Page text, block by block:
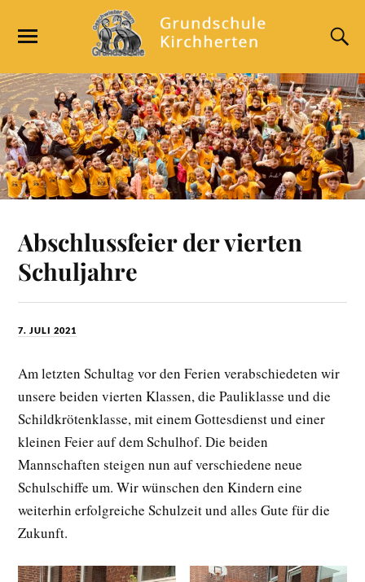
Abschlussfeier der vierten
Schuljahre
7. JULI 2021
Am letzten Schultag vor den Ferien verabschiedeten wir
unsere beiden vierten Klassen, die Pauliklasse und die
Schildkrötenklasse, mit einem Gottesdienst und einer
kleinen Feier auf dem Schulhof. Die beiden
Mannschaften steigen nun auf verschiedene neue
Schulschiffe um. Wir wünschen den Kindern eine
weiterhin erfolgreiche Schulzeit und alles Gute für die
Zukunft.